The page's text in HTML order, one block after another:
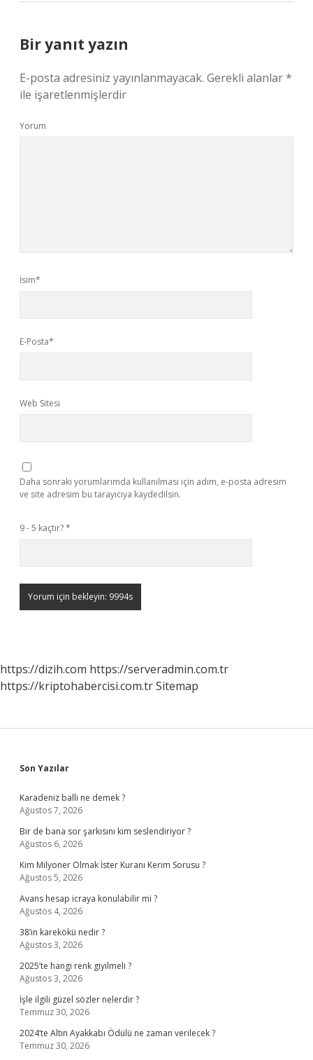
Bir yanıt yazın
E-posta adresiniz yayınlanmayacak. Gerekli alanlar*
ile işaretlenmişlerdir
Yorum
İsim*
E-Posta*
Web Sitesi
Daha sonraki yorumlarımda kullanılması için adım, e-posta adresim
ve site adresim bu tarayıcıya kaydedilsin.
9 - 5 kaçtır?*
https://dizih.com https://serveradmin.com.tr
https://kriptohabercisi.com.trSitemap
Sidebar
Son Yazılar
Karadeniz balli ne demek ?
Ağustos 7, 2026
Bir de bana sor şarkısını kim seslendiriyor ?
Ağustos 6, 2026
Kim Milyoner Olmak İster Kuranı Kerim Sorusu ?
Ağustos 5, 2026
Avans hesap icraya konulabilir mi ?
Ağustos 4, 2026
38’in karekökü nedir ?
Ağustos 3, 2026
2025’te hangi renk giyilmeli ?
Ağustos 3, 2026
İşle ilgili güzel sözler nelerdir ?
Temmuz 30, 2026
2024’te Altın Ayakkabı Ödülü ne zaman verilecek ?
Temmuz 30, 2026